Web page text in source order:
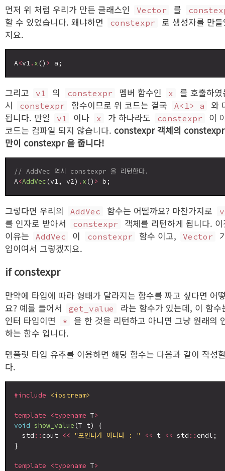
먼저 위 처럼 우리가 만든 클래스인 Vector 를
할 수 있었습니다. 왜냐하면 constexpr
로 생성자를 만
지요.
A<v1. x () >
그리고 v1 의 constexpr 멤버 함수인 x
를 호출하
시
constexpr 함수이므로 위 코드는 결국 A<1> a
와
됩니다. 만일
v1 이나 x 가 하나라도 constexpr
이
코드는 컴파일 되지 않습니다. constexpr 객체의 constexpr
만이 constexpr 을 줍니다!
// AddVec 역시 constexpr 을 리턴한다.
A<AddVec (v1, v2) . x () >
그렇다면 우리의 AddVec 함수는 어떨까요? 마찬가지로
를 인자로 받아서 constexpr
객체를 리턴하게 됩니다.
이유는
AddVec 이 constexpr 함수 이고, Vector
입이여서 그렇겠지요.
if constexpr
만약에 타입에 따라 형태가 달라지는 함수를 짜고 싶다면 어
요? 예를 들어서
get_value
라는 함수가 있는데, 이 함수
인터 타입이면
*
을 한 것을 리턴하고 아니면 그냥 원래의
하는 함수 입니다.
템플릿 타입 유추를 이용하면 해당 함수는 다음과 같이 작성
다.
#include <iostream>
template <typename T>
void show_value (T t) {
  std
::cout << "포인터가 아니다 : " << t << std ::endl;
}
template <typename T>